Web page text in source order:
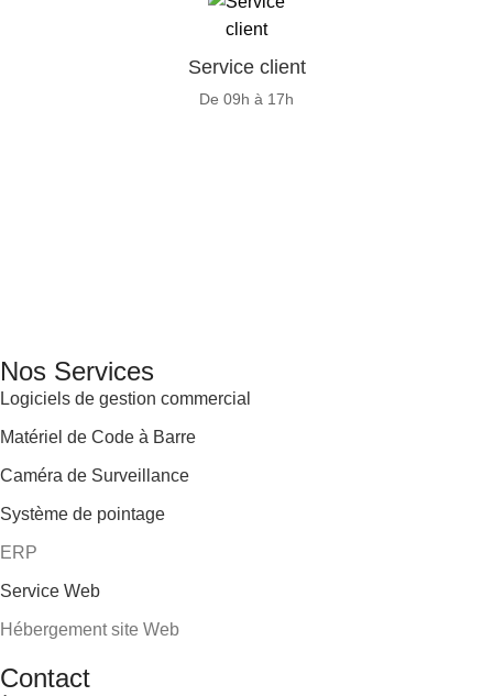
Service client
De 09h à 17h
Nos Services
Logiciels de gestion commercial
Matériel de Code à Barre
Caméra de Surveillance
Système de pointage
ERP
Service Web
Hébergement site Web
Contact